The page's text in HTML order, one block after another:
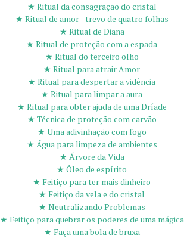
★ Ritual da consagração do cristal
★ Ritual de amor - trevo de quatro folhas
★ Ritual de Diana
★ Ritual de proteção com a espada
★ Ritual do terceiro olho
★ Ritual para atrair Amor
★ Ritual para despertar a vidência
★ Ritual para limpar a aura
★ Ritual para obter ajuda de uma Dríade
★ Técnica de proteção com carvão
★ Uma adivinhação com fogo
★ Água para limpeza de ambientes
★ Árvore da Vida
★ Óleo de espírito
★ Feitiço para ter mais dinheiro
★ Feitiço da vela e do cristal
★ Neutralizando Problemas
★ Feitiço para quebrar os poderes de uma mágica
★ Faça uma bola de bruxa